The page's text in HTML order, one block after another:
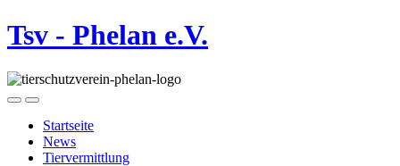
Tsv - Phelan e.V.
Startseite
News
Tiervermittlung